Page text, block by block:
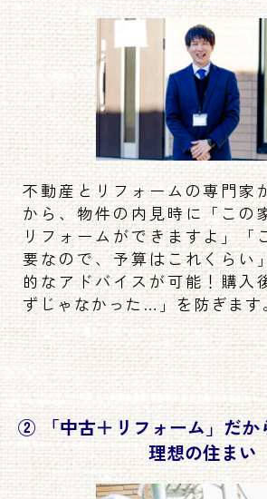
不動産とリフォームの専門家
から、物件の内見時に「この
リフォームができますよ」「
要なので、予算はこれくらい
的なアドバイスが可能！購入
ずじゃなかった…」を防ぎます
② 「中古＋リフォーム」だか
理想の住まい